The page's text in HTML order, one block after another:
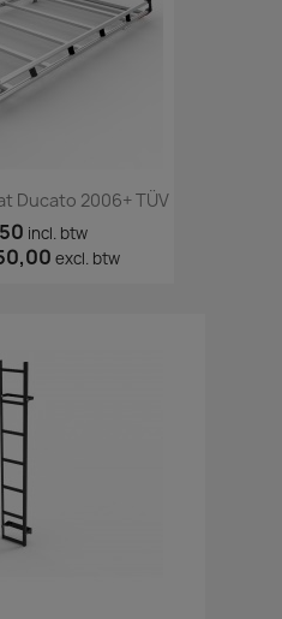
Ducato 2006+ TÜV
incl. btw
excl. btw